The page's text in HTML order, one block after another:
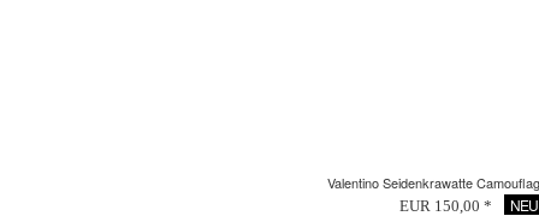
Valentino Seidenkrawatte
EUR 150,00 * NEU